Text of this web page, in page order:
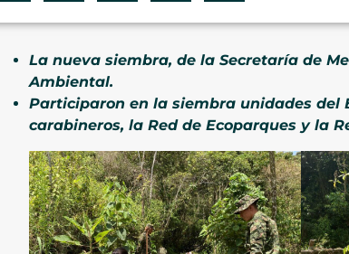
La nueva siembra, de la Secretaría de
Ambiental.
Participaron en la siembra unidades
carabineros, la Red de Ecoparques y la